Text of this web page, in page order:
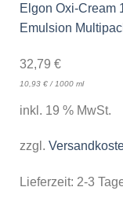
Elgon Oxi-Cream
Emulsion
32,79 €
10,93 €/ 1000 ml
inkl. 19 % MwSt.
zzgl.
Lieferzeit: 2-3